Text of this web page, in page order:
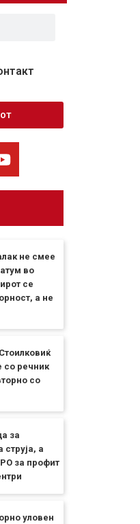
не смее
во
се
а не
со речник
со
за
струја, а
за профит
уловен